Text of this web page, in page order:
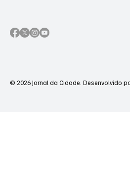
© 2026 Jornal da Cidade. Desenvolvido